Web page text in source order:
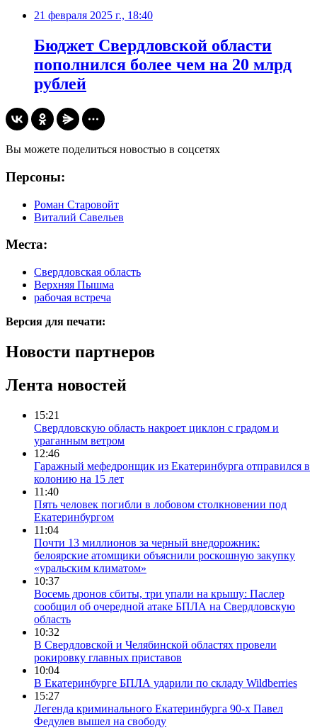
21 февраля 2025 г., 18:40
Бюджет Свердловской области
пополнился более чем на 20 млрд
рублей
Вы можете поделиться новостью в соцсетях
Персоны:
Роман Старовойт
Виталий Савельев
Места:
Свердловская область
Верхняя Пышма
рабочая встреча
Версия для печати:
Новости партнеров
Лента новостей
15:21
Свердловскую область накроет циклон с градом и
ураганным ветром
12:46
Гаражный мефедронщик из Екатеринбурга отправился в
колонию на 15 лет
11:40
Пять человек погибли в лобовом столкновении под
Екатеринбургом
11:04
Почти 13 миллионов за черный внедорожник:
белоярские атомщики объяснили роскошную закупку
«уральским климатом»
10:37
Восемь дронов сбиты, три упали на крышу: Паслер
сообщил об очередной атаке БПЛА на Свердловскую
область
10:32
В Свердловской и Челябинской областях провели
рокировку главных приставов
10:04
В Екатеринбурге БПЛА ударили по складу Wildberries
15:27
Легенда криминального Екатеринбурга 90-х Павел
Федулев вышел на свободу